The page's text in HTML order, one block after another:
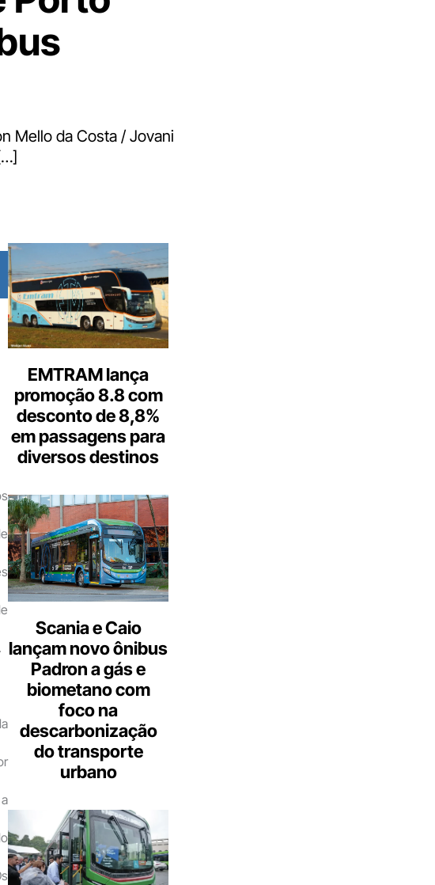
Mello da Costa / Jovani
EMTRAM lança
promoção 8.8 com
desconto de 8,8%
em passagens para
diversos destinos
Scania e Caio
lançam novo ônibus
Padron a gás e
biometano com
foco na
descarbonização
do transporte
urbano
Digite
aqui
o
seu
e-
mail